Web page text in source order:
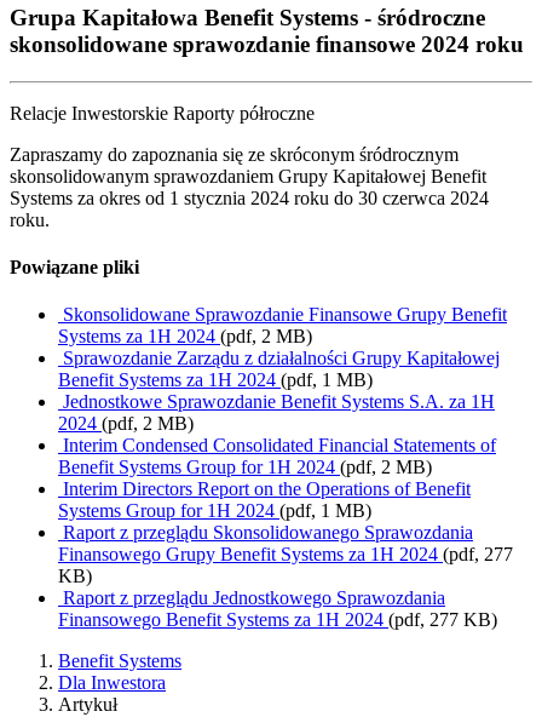
Grupa Kapitałowa Benefit Systems - śródroczne
skonsolidowane sprawozdanie finansowe 2024 roku
Relacje Inwestorskie Raporty półroczne
Zapraszamy do zapoznania się ze skróconym śródrocznym
skonsolidowanym sprawozdaniem Grupy Kapitałowej Benefit
Systems za okres od 1 stycznia 2024 roku do 30 czerwca 2024
roku.
Powiązane pliki
Skonsolidowane Sprawozdanie Finansowe Grupy Benefit
Systems za 1H 2024 (pdf, 2 MB)
Sprawozdanie Zarządu z działalności Grupy Kapitałowej
Benefit Systems za 1H 2024 (pdf, 1 MB)
Jednostkowe Sprawozdanie Benefit Systems S.A. za 1H
2024 (pdf, 2 MB)
Interim Condensed Consolidated Financial Statements of
Benefit Systems Group for 1H 2024 (pdf, 2 MB)
Interim Directors Report on the Operations of Benefit
Systems Group for 1H 2024 (pdf, 1 MB)
Raport z przeglądu Skonsolidowanego Sprawozdania
Finansowego Grupy Benefit Systems za 1H 2024 (pdf, 277
KB)
Raport z przeglądu Jednostkowego Sprawozdania
Finansowego Benefit Systems za 1H 2024 (pdf, 277 KB)
Benefit Systems
Dla Inwestora
Artykuł